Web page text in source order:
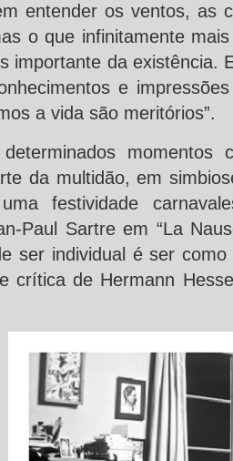
entender os ventos, as
o que infinitamente
importante da existência.
e
a vida são meritórios”.
momentos
da multidão, em
festividade
Paul Sartre em “La
ser individual é ser
crítica de Hermann